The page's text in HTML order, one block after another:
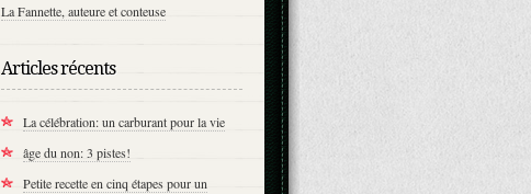
La Fannette, auteure et conteuse
Articles récents
La célébration: un carburant pour la vie
âge du non: 3 pistes!
Petite recette en cinq étapes pour un